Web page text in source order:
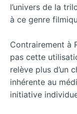
l’univers de la
à ce genre
Contrairement à
pas cette
relève plus d’un
inhérente au
initiative